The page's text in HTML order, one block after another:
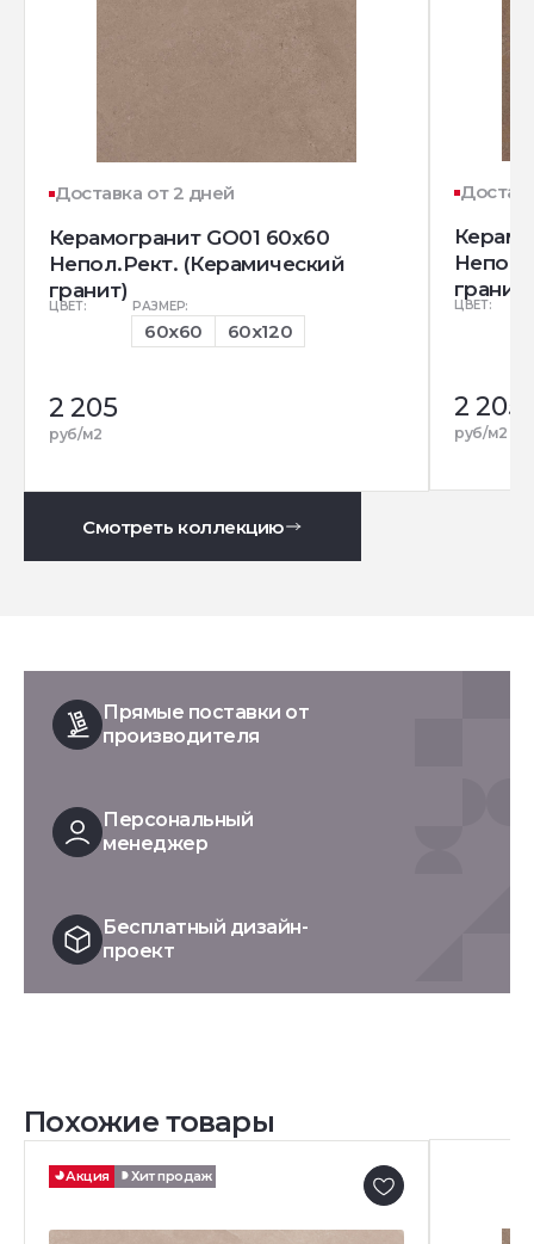
Доставка от 2 дней
Керамогранит GO01 60x60
Непол.Рект. (Керамический
гранит)
ЦВЕТ: РАЗМЕР:
60x60 60x120
2 205
руб/м2
гранит)
ЦВЕТ:
2 205
руб/м2
Смотреть коллекцию
Прямые поставки от
производителя
Персональный
менеджер
Бесплатный дизайн-
проект
Похожие товары
Акция Хит продаж